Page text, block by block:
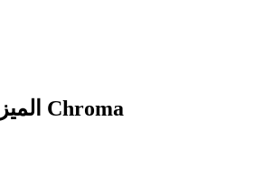
الميزات الأساسية في Chroma